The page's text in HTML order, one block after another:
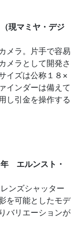
現マミヤ・デジ
メラ。片手で容易
メラとして開発さ
イズは公称１８×
インダーは備えて
し引金を操作する
エルンスト・
ンズシャッター
を可能としたモデ
バリエーションが